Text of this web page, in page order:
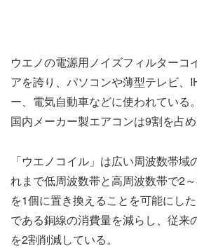
ウエノの電源用ノイズフィルターコ
アを誇り、パソコンや薄型テレビ、
ー、電気自動車などに使われている
国内メーカー製エアコンは9割を占め
「ウエノコイル」は広い周波数帯域
れまで低周波数帯と高周波数帯で2
を1個に置き換えることを可能にし
である銅線の消費量を減らし、従来
を2割削減している。